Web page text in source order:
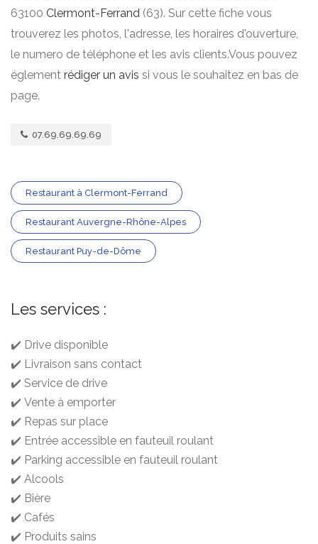
63100 Clermont-Ferrand (63). Sur cette fiche vous
trouverez les photos, l'adresse, les horaires d'ouverture,
le numero de téléphone et les avis clients.Vous pouvez
églement rédiger un avis si vous le souhaitez en bas de
page.
07.69.69.69.69
Restaurant à Clermont-Ferrand
Restaurant Auvergne-Rhône-Alpes
Restaurant Puy-de-Dôme
Les services :
✔️ Drive disponible
✔️ Livraison sans contact
✔️ Service de drive
✔️ Vente à emporter
✔️ Repas sur place
✔️ Entrée accessible en fauteuil roulant
✔️ Parking accessible en fauteuil roulant
✔️ Alcools
✔️ Bière
✔️ Cafés
✔️ Produits sains